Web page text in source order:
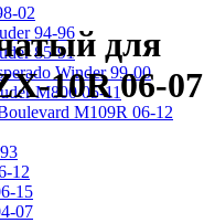
02
94-96
85-91
Winder 99-00
M800 05-11
M109R 06-12
12
15
07
для
10R 06-07